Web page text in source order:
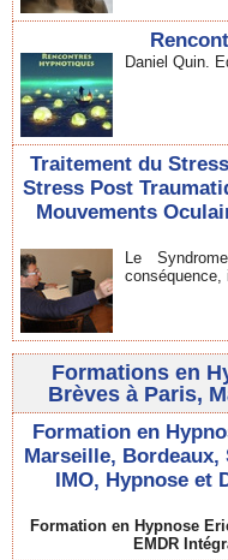
Daniel Quin.
Traitement du
Stress Post
Mouvements
Le
conséquence,
Formations en
Brèves à Paris,
Formation en
Marseille, Bordeaux,
IMO, Hypnose et
Formation en Hypnose
EMDR